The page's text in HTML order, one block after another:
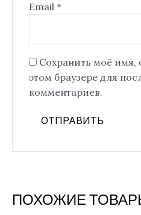
Email *
Сохранить моё имя,
этом браузере для
комментариев.
ПОХОЖИЕ